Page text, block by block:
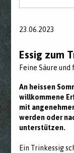
23.06.2023
Essig zum
Feine Säure
An heissen
willkommene
mit
werden oder
unterstützen.
Ein Trinkessig